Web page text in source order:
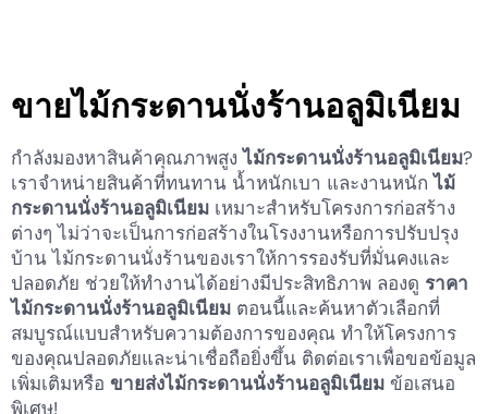
ขายไม้กระดานนั่งร้านอลูมิเนียม
กำลังมองหาสินค้าคุณภาพสูงไม้กระดานนั่งร้านอลูมิเนียม?
เราจำหน่ายสินค้าที่ทนทาน น้ำหนักเบา และงานหนักไม้
กระดานนั่งร้านอลูมิเนียม เหมาะสำหรับโครงการก่อสร้าง
ต่างๆ ไม่ว่าจะเป็นการก่อสร้างในโรงงานหรือการปรับปรุง
บ้าน ไม้กระดานนั่งร้านของเราให้การรองรับที่มั่นคงและ
ปลอดภัย ช่วยให้ทำงานได้อย่างมีประสิทธิภาพ ลองดู ราคา
ไม้กระดานนั่งร้านอลูมิเนียม ตอนนี้และค้นหาตัวเลือกที่
สมบูรณ์แบบสำหรับความต้องการของคุณ ทำให้โครงการ
ของคุณปลอดภัยและน่าเชื่อถือยิ่งขึ้น ติดต่อเราเพื่อขอข้อมูล
เพิ่มเติมหรือ ขายส่งไม้กระดานนั่งร้านอลูมิเนียม ข้อเสนอ
พิเศษ!